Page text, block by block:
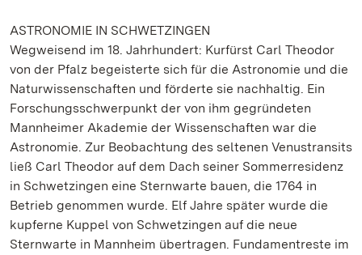
ASTRONOMIE IN SCHWETZINGEN
Wegweisend im 18. Jahrhundert: Kurfürst Carl Theodor
von der Pfalz begeisterte sich für die Astronomie und die
Naturwissenschaften und förderte sie nachhaltig. Ein
Forschungsschwerpunkt der von ihm gegründeten
Mannheimer Akademie der Wissenschaften war die
Astronomie. Zur Beobachtung des seltenen Venustransits
ließ Carl Theodor auf dem Dach seiner Sommerresidenz
in Schwetzingen eine Sternwarte bauen, die 1764 in
Betrieb genommen wurde. Elf Jahre später wurde die
kupferne Kuppel von Schwetzingen auf die neue
Sternwarte in Mannheim übertragen. Fundamentreste im